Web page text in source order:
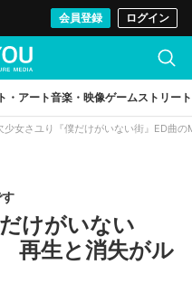
会員登録 ログイン
・アート音楽・映像ゲームストリート
少女さユり『僕だけがいない街』ED曲
けがいない
再生と消失がル